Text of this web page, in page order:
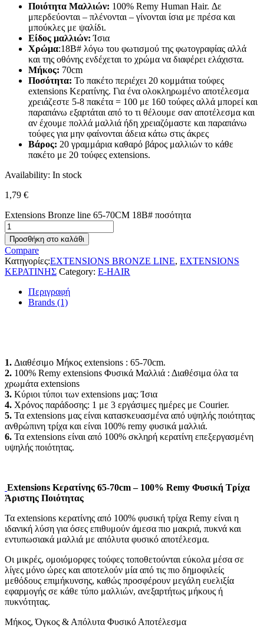
Ποιότητα Μαλλιών: 100% Remy Human Hair. Δε
μπερδεύονται – πλένονται – γίνονται ίσια με πρέσα και
μπούκλες με ψαλίδι.
Είδος μαλλιών: Ίσια
Χρώμα:18B# λόγω του φωτισμού της φωτογραφίας αλλά
και της οθόνης ενδέχεται το χρώμα να διαφέρει ελάχιστα.
Μήκος: 70cm
Ποσότητα: Το πακέτο περιέχει 20 κομμάτια τούφες
extensions Κερατίνης. Για ένα ολοκληρωμένο αποτέλεσμα
χρειάζεστε 5-8 πακέτα = 100 με 160 τούφες αλλά μπορεί και
παραπάνω εξαρτάται από το τι θέλουμε σαν αποτέλεσμα και
αν έχουμε πολλά μαλλιά ήδη χρειαζόμαστε και παραπάνω
τούφες για μην φαίνονται άδεια κάτω στις άκρες
Βάρος: 20 γραμμάρια καθαρό βάρος μαλλιών το κάθε
πακέτο με 20 τούφες extensions.
Availability: In stock
1,79 €
Extensions Bronze line 65-70CM 18B# ποσότητα
Προσθήκη στο καλάθι
Compare
Κατηγορίες:EXTENSIONS BRONZE LINE, EXTENSIONS
ΚΕΡΑΤΙΝΗΣ Category: E-HAIR
Περιγραφή
Brands (1)
1. Διαθέσιμο Μήκος extensions : 65-70cm.
2. 100% Remy extensions Φυσικά Μαλλιά : Διαθέσιμα όλα τα
χρωμάτα extensions
3. Κύριοι τύποι των extensions μας: Ίσια
4. Χρόνος παράδοσης: 1 με 3 εργάσιμες ημέρες με Courier.
5. Τα extensions μας είναι κατασκευασμένα από υψηλής ποιότητας
ανθρώπινη τρίχα και είναι 100% remy φυσικά μαλλιά.
6. Τα extensions είναι από 100% σκληρή κερατίνη επεξεργασμένη
υψηλής ποιότητας.
Extensions Κερατίνης 65-70cm – 100% Remy Φυσική Τρίχα
Άριστης Ποιότητας
Τα extensions κερατίνης από 100% φυσική τρίχα Remy είναι η
ιδανική λύση για όσες επιθυμούν άμεσα πιο μακριά, πυκνά και
εντυπωσιακά μαλλιά με απόλυτα φυσικό αποτέλεσμα.
Οι μικρές, ομοιόμορφες τούφες τοποθετούνται εύκολα μέσα σε
λίγες μόνο ώρες και αποτελούν μία από τις πιο δημοφιλείς
μεθόδους επιμήκυνσης, καθώς προσφέρουν μεγάλη ευελιξία
εφαρμογής σε κάθε τύπο μαλλιών, ανεξαρτήτως μήκους ή
πυκνότητας.
Μήκος, Όγκος & Απόλυτα Φυσικό Αποτέλεσμα